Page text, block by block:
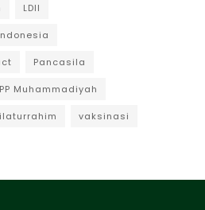
LDII
Pancasila
PP Muhammadiyah
vaksinasi